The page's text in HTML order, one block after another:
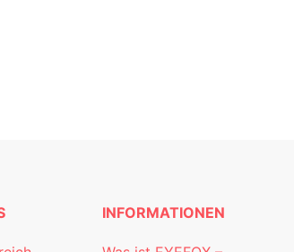
INFORMATIONEN